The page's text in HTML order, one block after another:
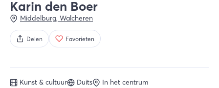
Wie
2 gasten
Karin den Boer
Middelburg, Walcheren
Delen Favorieten
Kunst & cultuur Duits In het centrum